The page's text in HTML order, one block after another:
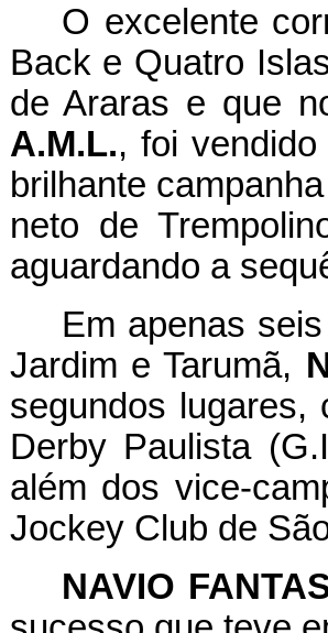
O excelente
Back e Quatro
de Araras e que
A.M.L., foi
brilhante
neto de
aguardando a
Em apenas
Jardim e Tarumã,
segundos lugares,
Derby Paulista
além dos vice-
Jockey Club de
NAVIO